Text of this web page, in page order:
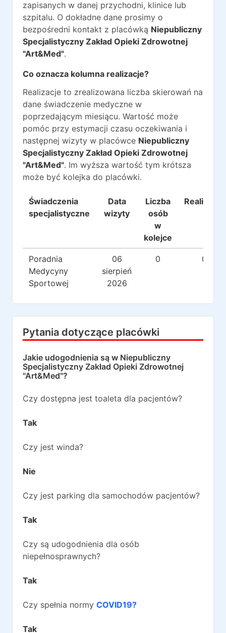
zapisanych w danej przychodni, klinice lub
szpitalu. O dokładne dane prosimy o
bezpośredni kontakt z placówką Niepubliczny
Specjalistyczny Zakład Opieki Zdrowotnej
"Art&Med".
Co oznacza kolumna realizacje?
Realizacje to zrealizowana liczba skierowań na
dane świadczenie medyczne w
poprzedającym miesiącu. Wartość może
pomóc przy estymacji czasu oczekiwania i
następnej wizyty w placówce Niepubliczny
Specjalistyczny Zakład Opieki Zdrowotnej
"Art&Med". Im wyższa wartość tym krótsza
może być kolejka do placówki.
Świadczenia
specjalistyczne
Data
wizyty
Liczba
osób
w
kolejce
Realizacje
Poradnia
Medycyny
Sportowej
06
sierpień
2026
0 0
Pytania dotyczące placówki
Jakie udogodnienia są w Niepubliczny
Specjalistyczny Zakład Opieki Zdrowotnej
"Art&Med"?
Czy dostępna jest toaleta dla pacjentów?
Tak
Czy jest winda?
Nie
Czy jest parking dla samochodów pacjentów?
Tak
Czy są udogodnienia dla osób
niepełnosprawnych?
Tak
Czy spełnia normy COVID19?
Tak